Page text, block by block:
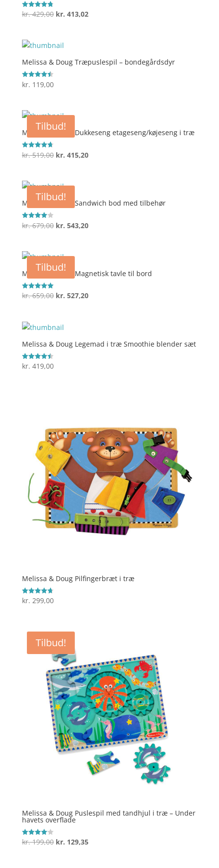
Vurderet
4.8
kr.429,00 Den
var:
kr. 429,00.
kr. 413,02Den
kr. 413,02.
Melissa & Doug Træpuslespil – bondegårdsdyr
Vurderet
4.5
kr. 119,00
Tilbud!
Melissa & Doug Dukkeseng etageseng/køjeseng i træ
Vurderet
4.7
kr.519,00 Den
var:
kr. 519,00.
kr. 415,20Den
kr. 415,20.
Tilbud!
Melissa & Doug Sandwich bod med tilbehør
Vurderet
4
kr.679,00 Den
var:
kr. 679,00.
kr. 543,20Den
kr. 543,20.
Tilbud!
Melissa & Doug Magnetisk tavle til bord
Vurderet
5
kr.659,00 Den
var:
kr. 659,00.
kr. 527,20Den
kr. 527,20.
Melissa & Doug Legemad i træ Smoothie blender sæt
Vurderet
4.5
kr. 419,00
Melissa & Doug Pilfingerbræt i træ
Vurderet
4.7
kr. 299,00
Tilbud!
Melissa & Doug Puslespil med tandhjul i træ – Under
havets overflade
Vurderet
4.1
kr.199,00 Den
kr. 129,35Den